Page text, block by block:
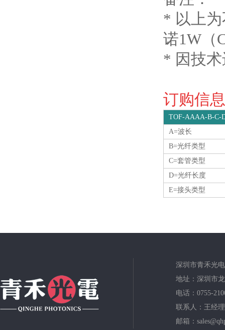
* 以上
诺1W（
* 因技
订购信
TOF-AAAA-B-C-
A=波长
B=光纤类型
C=套管类型
D=光纤长度
E=接头类型
深圳市青禾光
地址：深圳市
电话：0755-
联系人：王经理
邮箱：